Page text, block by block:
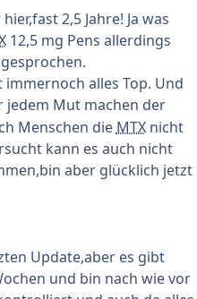
2,5 Jahre! Ja was
12,5 mg Pens allerdings
alles Top. Und
jedem Mut machen der
Menschen die MTXnicht
kann es auch nicht
aber glücklich jetzt
Update,aber es gibt
und bin nach wie vor